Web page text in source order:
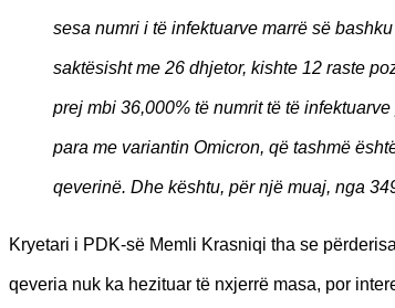
sesa numri i të infektuarve marrë së
saktësisht me 26 dhjetor, kishte 12 raste
prej mbi 36,000% të numrit të të
para me variantin Omicron, që tashmë
qeverinë. Dhe kështu, për një muaj, nga
Kryetari i PDK-së Memli Krasniqi tha se
qeveria nuk ka hezituar të nxjerrë masa, por